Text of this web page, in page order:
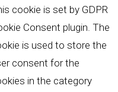
cookie is set by GDPR
Consent plugin. The
is used to store the
consent for the
in the category